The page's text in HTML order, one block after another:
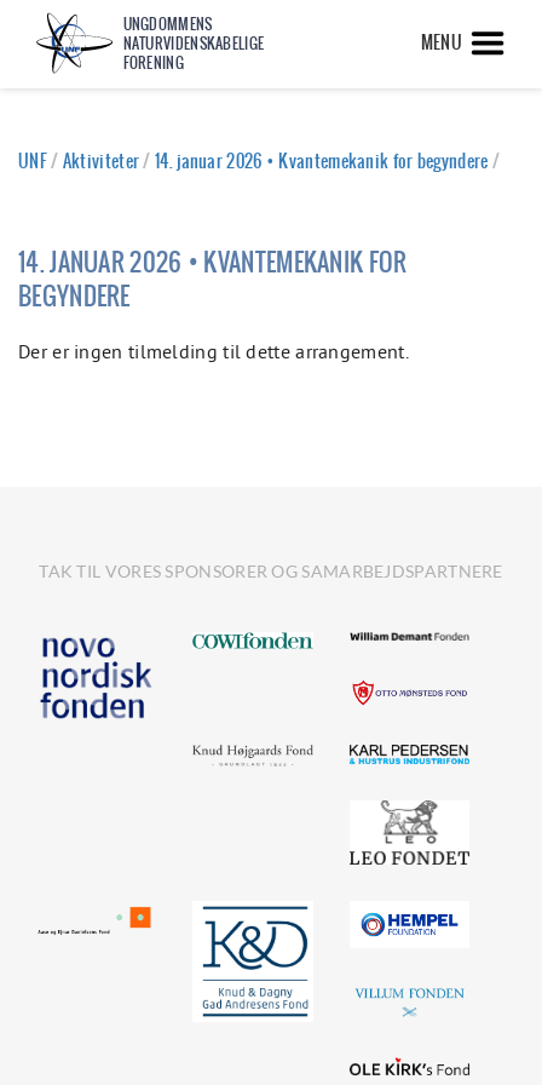
UNGDOMMENS
NATURVIDENSKABELIGE
FORENING
MENU
UNF/Aktiviteter/14. januar 2026 • Kvantemekanik for begyndere/
14. JANUAR 2026 • KVANTEMEKANIK FOR
BEGYNDERE
Der er ingen tilmelding til dette arrangement.
TAK TIL VORES SPONSORER OG SAMARBEJDSPARTNERE